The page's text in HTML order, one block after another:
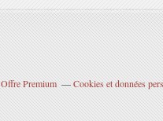
Offre Premium Cookies et données